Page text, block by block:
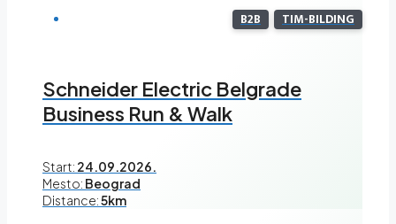
B2B TIM-BILDING
Schneider Electric Belgrade
Business Run & Walk
Start: 24.09.2026.
Mesto: Beograd
Distance:5km